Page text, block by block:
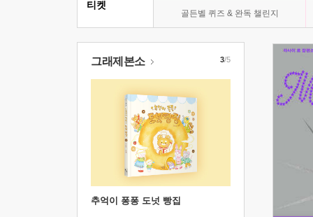
골든벨 퀴즈 & 완독 챌린지
티켓
그래제본소
추억이 퐁퐁 도넛 빵집
3/5